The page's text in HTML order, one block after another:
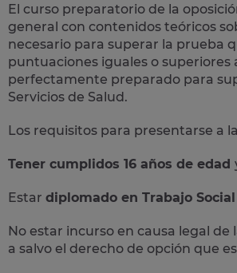
El curso preparatorio de la
general con contenidos teóricos
necesario para superar la prueba
puntuaciones iguales o superiores
perfectamente preparado para
Servicios de Salud.
Los requisitos para presentarse a
Tener cumplidos 16 años de edad
Estar diplomado en Trabajo
No estar incurso en causa legal de
a salvo el derecho de opción que